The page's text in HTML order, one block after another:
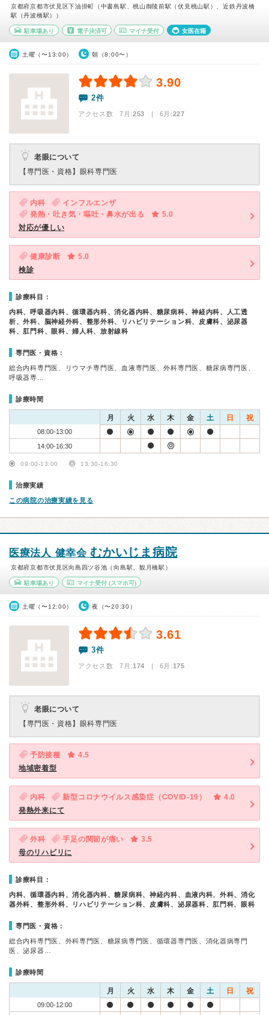
京都府京都市伏見区下油掛町（中書島駅、桃山御陵前駅（伏見桃山駅）、近鉄丹波橋
駅（丹波橋駅））
駐車場あり 電子決済可 マイナ受付 女医在籍
土曜（〜13:00） 朝（8:00〜）
3.90
2件
アクセス数 7月:253 | 6月:227
老眼について
【専門医・資格】 眼科専門医
内科
インフルエンザ
発熱・吐き気・嘔吐・鼻水が出る
5.0
対応が優しい
健康診断
5.0
検診
診療科目：
内科、呼吸器内科、循環器内科、消化器内科、糖尿病科、神経内科、人工透
析、外科、脳神経外科、整形外科、リハビリテーション科、皮膚科、泌尿器
科、肛門科、眼科、婦人科、放射線科
専門医・資格：
総合内科専門医、リウマチ専門医、血液専門医、外科専門医、糖尿病専門医、
呼吸器専…
診療時間
月 火 水 木 金 土 日 祝
08:00-13:00
14:00-16:30
09:00-13:00 13:30-16:30
治療実績
この病院の治療実績を見る
医療法人 健幸会 むかいじま病院
京都府京都市伏見区向島四ツ谷池（向島駅、観月橋駅）
駐車場あり マイナ受付(スマホ可)
土曜（〜12:00） 夜（〜20:30）
3.61
3件
アクセス数 7月:174 | 6月:175
老眼について
【専門医・資格】 眼科専門医
予防接種
4.5
地域密着型
内科 新型コロナウイルス感染症（COVID-19）
4.0
発熱外来にて
外科 手足の関節が痛い
3.5
母のリハビリに
診療科目：
内科、循環器内科、消化器内科、糖尿病科、神経内科、血液内科、外科、消化
器外科、整形外科、リハビリテーション科、皮膚科、泌尿器科、肛門科、眼科
専門医・資格：
総合内科専門医、外科専門医、糖尿病専門医、循環器専門医、消化器病専門
医、泌尿器…
診療時間
月 火 水 木 金 土 日 祝
09:00-12:00